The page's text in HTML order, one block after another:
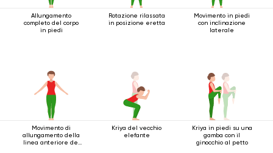
Allungamento
completo del corpo
in piedi
Rotazione rilassata
in posizione eretta
Movimento in piedi
con inclinazione
laterale
Movimento di
allungamento della
linea anteriore del
Kriya del vecchio
elefante
Kriya in piedi su una
gamba con il
ginocchio al petto